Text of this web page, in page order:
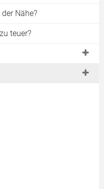
Nähe?
teuer?